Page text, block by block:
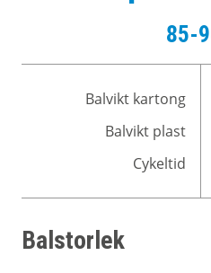
85-
Balvikt kartong
Balvikt plast
Cykeltid
Balstorlek